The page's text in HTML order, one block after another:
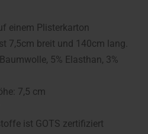
einem Plisterkarton
7,5cm breit und 140cm lang.
5% Elasthan, 3%
7,5 cm
ist GOTS zertifiziert